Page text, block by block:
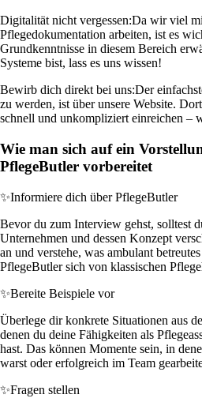
Digitalität nicht vergessen:Da wir viel
Pflegedokumentation arbeiten, ist es
Grundkenntnisse in diesem Bereich
Systeme bist, lass es uns wissen!
Bewirb dich direkt bei uns:Der
zu werden, ist über unsere Website.
schnell und unkompliziert einreichen –
Wie man sich auf ein
PflegeButler vorbereitet
✨Informiere dich über PflegeButler
Bevor du zum Interview gehst, solltest
Unternehmen und dessen Konzept
an und verstehe, was ambulant
PflegeButler sich von klassischen
✨Bereite Beispiele vor
Überlege dir konkrete Situationen aus
denen du deine Fähigkeiten als
hast. Das können Momente sein, in
warst oder erfolgreich im Team
✨Fragen stellen